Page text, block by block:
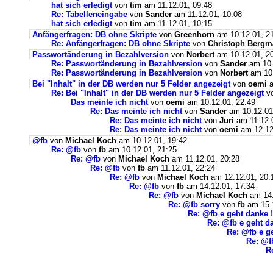
hat sich erledigtvon tim am 11.12.01, 09:48
Re: Tabelleneingabe von Sander am 11.12.01, 10:08
hat sich erledigtvon tim am 11.12.01, 10:15
Anfängerfragen: DB ohne Skripte von Greenhorn am 10.12.01,
Re: Anfängerfragen: DB ohne Skripte von Christoph
Passwortänderung in Bezahlversion von Norbertam 10.12.01,
Re: Passwortänderung in Bezahlversion von Sander am
Re: Passwortänderung in Bezahlversion von Norbertam
Bei "Inhalt" in der DB werden nur 5 Felder angezeigtvon oemi
Re: Bei "Inhalt" in der DB werden nur 5 Felder angezeigt
Das meinte ich nichtvon oemi am 10.12.01, 22:49
Re: Das meinte ich nichtvon Sander am
Re: Das meinte ich nichtvon Juri am
Re: Das meinte ich nichtvon oemi am
@fb von Michael Koch am 10.12.01, 19:42
Re: @fb von fb am 10.12.01, 21:25
Re: @fb von Michael Koch am 11.12.01, 20:28
Re: @fb von fb am 11.12.01, 22:24
Re: @fb von Michael Koch am 12.12.01,
Re: @fb von fb am 14.12.01, 17:34
Re: @fb von Michael Koch am
Re: @fb sorry von fb am
Re: @fb e geht danke
Re: @fb e geht
Re: @fb e
Re: